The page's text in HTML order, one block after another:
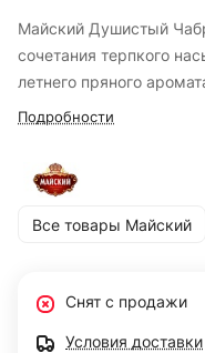
Майский Душистый
сочетания терпкого
летнего пряного
Подробности
Все товары Майский
Снят с продажи
Условия доставки